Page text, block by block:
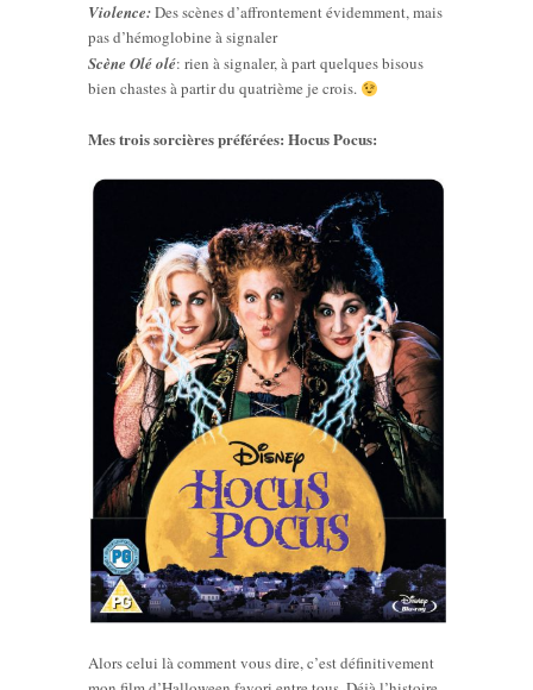
Violence:Des scènes d’affrontement évidemment, mais
pas d’hémoglobine à signaler
Scène Olé olé: rien à signaler, à part quelques bisous
bien chastes à partir du quatrième je crois.
Mes trois sorcières préférées: Hocus Pocus:
Alors celui là comment vous dire, c’est définitivement